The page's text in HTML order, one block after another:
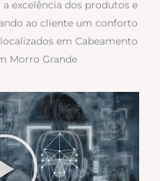
excelência dos produtos e
ao cliente um conforto
em Cabeamento
Morro Grande